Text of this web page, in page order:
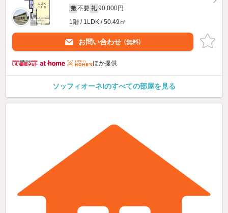
敷 不要 礼 90,000円
1階 / 1LDK / 50.49㎡
お問い合わせ （無料）
ほか提供
ソッフィオーネIのすべての部屋を見る